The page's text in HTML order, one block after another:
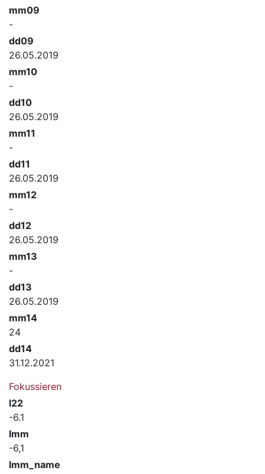
mm09
-
dd09
26.05.2019
mm10
-
dd10
26.05.2019
mm11
-
dd11
26.05.2019
mm12
-
dd12
26.05.2019
mm13
-
dd13
26.05.2019
mm14
24
dd14
31.12.2021
Fokussieren
l22
-6.1
lmm
-6,1
lmm_name